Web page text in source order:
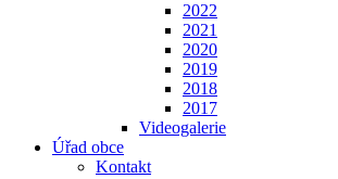
2022
2021
2020
2019
2018
2017
Videogalerie
Úřad obce
Kontakt